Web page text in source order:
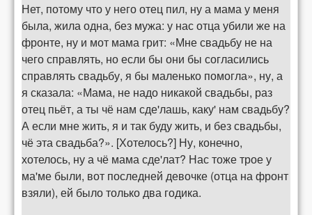
Нет, потому что у него отец пил, ну а мама у меня
была, жила одна, без мужа: у нас отца убили же на
фронте, ну и мот мама грит: «Мне свадьбу не на
чего справлять, но если бы они бы согласились
справлять свадьбу, я бы маленько помогла», ну, а
я сказала: «Мама, не надо никакой свадьбы, раз
отец пьёт, а ты чё нам сде'лашь, каку' нам свадьбу?
А если мне жить, я и так буду жить, и без свадьбы,
чё эта свадьба?». [Хотелось?] Ну, конечно,
хотелось, ну а чё мама сде'лат? Нас тоже трое у
ма'ме были, вот последней девочке (отца на фронт
взяли), ей было только два годика.